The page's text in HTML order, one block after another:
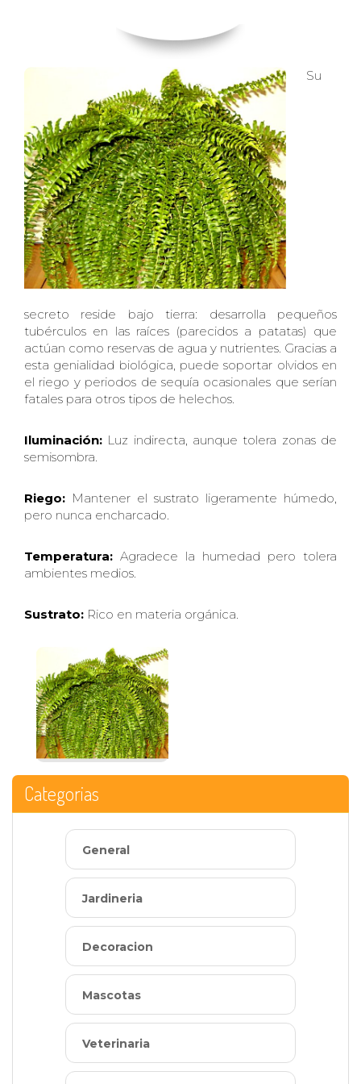
Su
secreto reside bajo tierra: desarrolla pequeños
tubérculos en las raíces (parecidos a patatas) que
actúan como reservas de agua y nutrientes. Gracias a
esta genialidad biológica, puede soportar olvidos en
el riego y periodos de sequía ocasionales que serían
fatales para otros tipos de helechos.
Iluminación: Luz indirecta, aunque tolera zonas de
semisombra.
Riego: Mantener el sustrato ligeramente húmedo,
pero nunca encharcado.
Temperatura: Agradece la humedad pero tolera
ambientes medios.
Sustrato: Rico en materia orgánica.
Categorias
General
Jardineria
Decoracion
Mascotas
Veterinaria